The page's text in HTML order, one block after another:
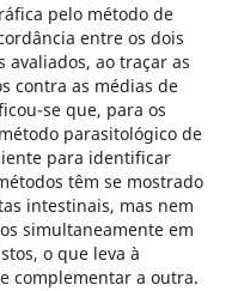
pelo método de
entre os dois
avaliados, ao traçar as
contra as médias de
se que, para os
parasitológico de
para identificar
têm se mostrado
intestinais, mas nem
simultaneamente em
o que leva à
complementar a outra.